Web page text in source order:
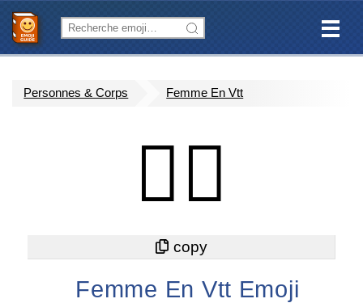
Personnes & Corps Femme En Vtt
🚵‍♀️
Femme En Vtt Emoji